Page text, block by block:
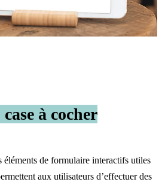
à cocher
éléments de formulaire interactifs utiles
aux utilisateurs d’effectuer des